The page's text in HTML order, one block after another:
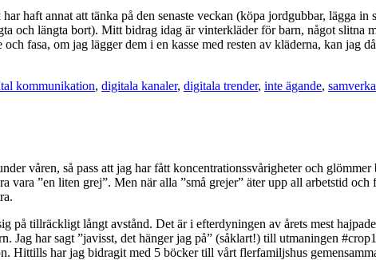
haft annat att tänka på den senaste veckan (köpa jordgubbar, lägga in
och längta bort). Mitt bidrag idag är vinterkläder för barn, något slitna
fasa, om jag lägger dem i en kasse med resten av kläderna, kan jag
kommunikation, digitala kanaler, digitala trender, inte ägande,
våren, så pass att jag har fått koncentrationssvårigheter och
”en liten grej”. Men när alla ”små grejer” äter upp all arbetstid
tillräckligt långt avstånd. Det är i efterdyningen av årets mest
har sagt ”javisst, det hänger jag på” (såklart!) till utmaningen
Hittills har jag bidragit med 5 böcker till vårt flerfamiljshus